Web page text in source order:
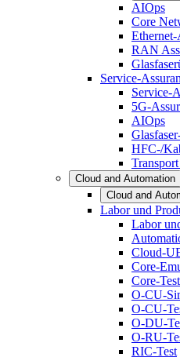
AIOps
Core
Ethernet-
RAN
Service-
Service-
5G-
AIOps
HFC-/
Cloud and Automation
Cloud and
Labor und
Labor
Cloud-
Core-
Core-Test
O-CU-
O-CU-
O-DU-
O-RU-
RIC-Test